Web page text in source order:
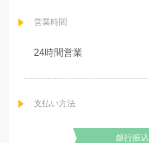
営業時間
24時間営業
支払い方法
銀行振込